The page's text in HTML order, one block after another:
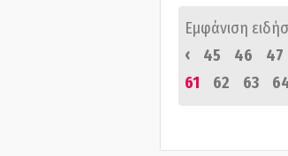
Εμφάνιση
‹
45 46 47
61
62 63